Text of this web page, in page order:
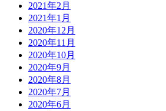
2021年2月
2021年1月
2020年12月
2020年11月
2020年10月
2020年9月
2020年8月
2020年7月
2020年6月